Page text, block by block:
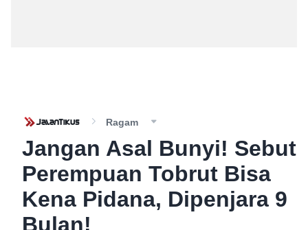
Ragam
Jangan Asal Bunyi! Sebut
Perempuan Tobrut Bisa
Kena Pidana, Dipenjara 9
Bulan!